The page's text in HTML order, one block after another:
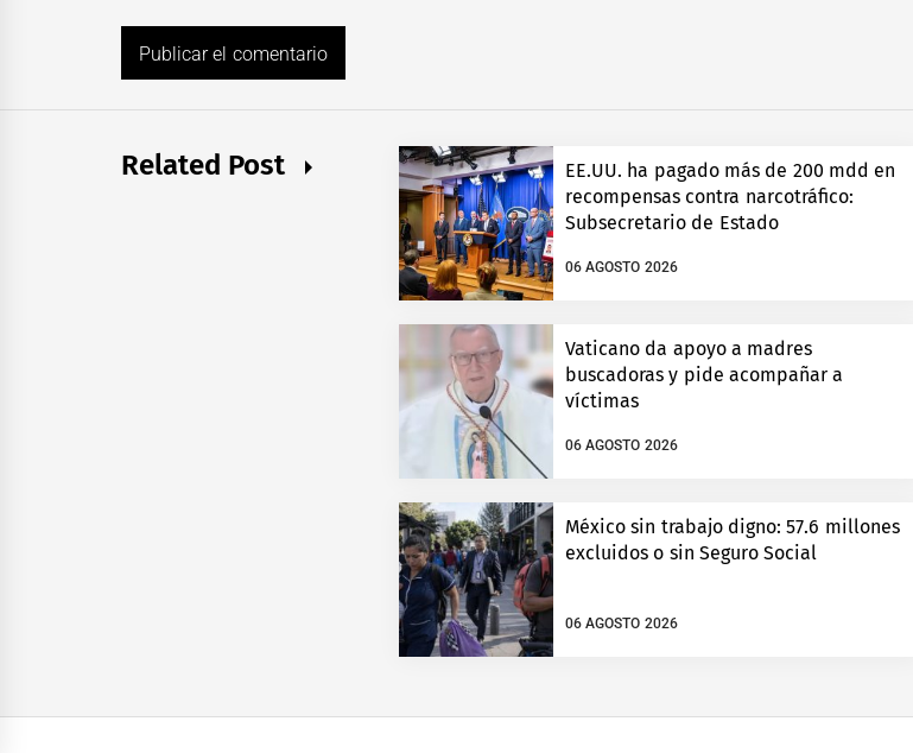
Related Post
EE.UU. ha pagado más de 200 mdd en
recompensas contra narcotráfico:
Subsecretario de Estado
06 AGOSTO 2026
Vaticano da apoyo a madres
buscadoras y pide acompañar a
víctimas
06 AGOSTO 2026
México sin trabajo digno: 57.6 millones
excluidos o sin Seguro Social
06 AGOSTO 2026